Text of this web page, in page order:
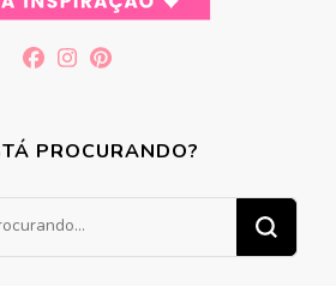
PROCURANDO?